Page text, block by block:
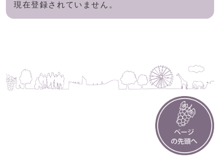
現在登録されていません。